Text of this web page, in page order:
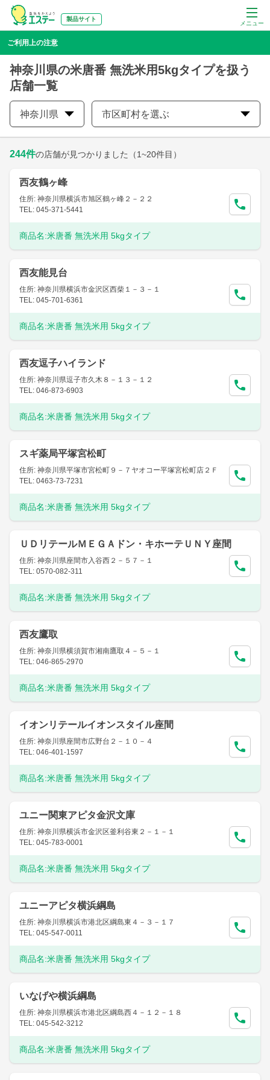
メニュー
製品サイト
ご利用上の注意
神奈川県の米唐番 無洗米用5kgタイプを扱う
店舗一覧
神奈川県 市区町村を選ぶ
244件の店舗が見つかりました （1~20件目）
西友鶴ヶ峰
住所: 神奈川県横浜市旭区鶴ヶ峰２－２２
TEL: 045-371-5441
商品名:米唐番 無洗米用 5kgタイプ
西友能見台
住所: 神奈川県横浜市金沢区西柴１－３－１
TEL: 045-701-6361
商品名:米唐番 無洗米用 5kgタイプ
西友逗子ハイランド
住所: 神奈川県逗子市久木８－１３－１２
TEL: 046-873-6903
商品名:米唐番 無洗米用 5kgタイプ
スギ薬局平塚宮松町
住所: 神奈川県平塚市宮松町９－７ヤオコー平塚宮松町店２Ｆ
TEL: 0463-73-7231
商品名:米唐番 無洗米用 5kgタイプ
ＵＤリテールＭＥＧＡドン・キホーテＵＮＹ座間
住所: 神奈川県座間市入谷西２－５７－１
TEL: 0570-082-311
商品名:米唐番 無洗米用 5kgタイプ
西友鷹取
住所: 神奈川県横須賀市湘南鷹取４－５－１
TEL: 046-865-2970
商品名:米唐番 無洗米用 5kgタイプ
イオンリテールイオンスタイル座間
住所: 神奈川県座間市広野台２－１０－４
TEL: 046-401-1597
商品名:米唐番 無洗米用 5kgタイプ
ユニー関東アピタ金沢文庫
住所: 神奈川県横浜市金沢区釜利谷東２－１－１
TEL: 045-783-0001
商品名:米唐番 無洗米用 5kgタイプ
ユニーアピタ横浜綱島
住所: 神奈川県横浜市港北区綱島東４－３－１７
TEL: 045-547-0011
商品名:米唐番 無洗米用 5kgタイプ
いなげや横浜綱島
住所: 神奈川県横浜市港北区綱島西４－１２－１８
TEL: 045-542-3212
商品名:米唐番 無洗米用 5kgタイプ